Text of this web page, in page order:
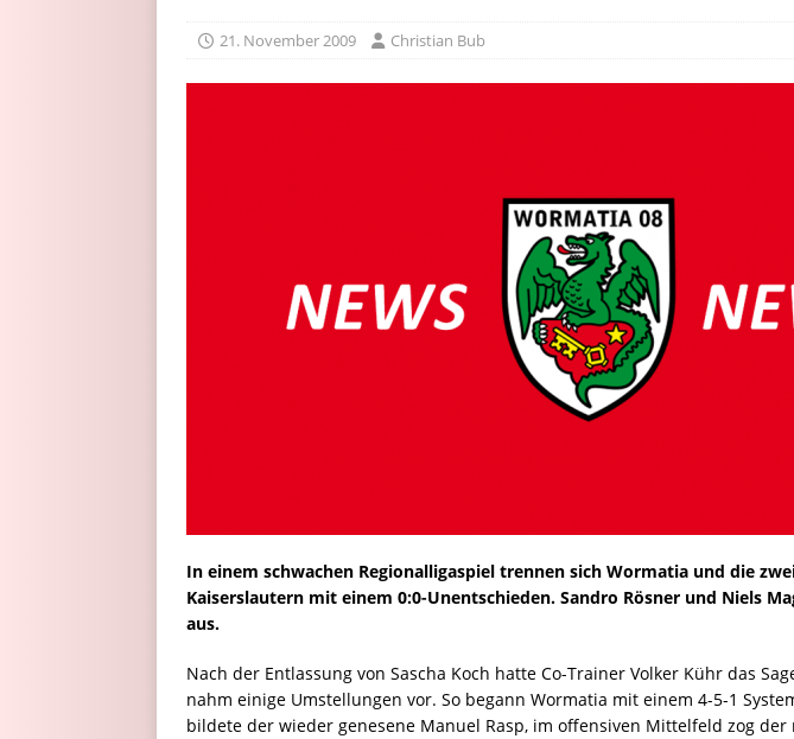
21. November 2009 Christian Bub
In einem schwachen Regionalligaspiel trennen sich Wormatia und die
Kaiserslautern mit einem 0:0-Unentschieden. Sandro Rösner und Niels
aus.
Nach der Entlassung von Sascha Koch hatte Co-Trainer Volker Kühr das
nahm einige Umstellungen vor. So begann Wormatia mit einem 4-5-1
bildete der wieder genesene Manuel Rasp, im offensiven Mittelfeld zog